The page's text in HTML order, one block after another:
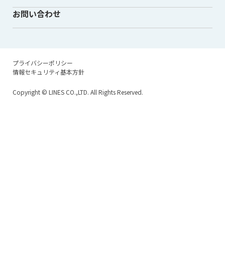
お問い合わせ
プライバシーポリシー
情報セキュリティ基本方針
Copyright © LINES CO.,LTD. All Rights Reserved.